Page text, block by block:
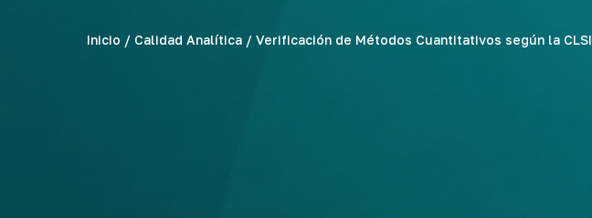
Inicio / Calidad Analítica / Verificación de Métodos Cuantitativos según la CLSI